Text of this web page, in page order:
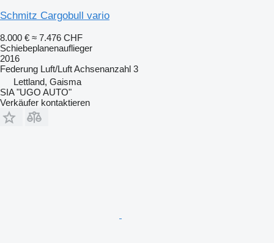
Schmitz Cargobull vario
8.000 € ≈ 7.476 CHF
Schiebeplanenauflieger
2016
Federung Luft/LuftAchsenanzahl 3
Lettland, Gaisma
SIA "UGO AUTO"
Verkäufer kontaktieren